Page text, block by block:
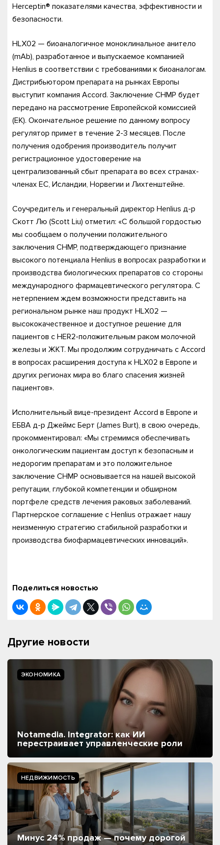
Herceptin® показателями качества, эффективности и
безопасности.
HLX02 — биоаналогичное моноклинальное анитело
(mAb), разработанное и выпускаемое компанией
Henlius в соответствии с требованиями к биоаналогам.
Дистрибьютором препарата на рынках Европы
выступит компания Accord. Заключение CHMP будет
передано на рассмотрение Европейской комиссией
(ЕК). Окончательное решение по данному вопросу
регулятор примет в течение 2-3 месяцев. После
получения одобрения производитель получит
регистрационное удостоверение на
централизованный сбыт препарата во всех странах-
членах ЕС, Исландии, Норвегии и Лихтенштейне.
Соучредитель и генеральный директор Henlius д-р
Скотт Лю (Scott Liu) отметил: «С большой гордостью
мы сообщаем о получении положительного
заключения CHMP, подтверждающего признание
высокого потенциала Henlius в вопросах разработки и
производства биологических препаратов со стороны
международного фармацевтического регулятора. С
нетерпением ждем возможности представить на
региональном рынке наш продукт HLX02 —
высококачественное и доступное решение для
пациентов с HER2-положительным раком молочной
железы и ЖКТ. Мы продолжим сотрудничать с Accord
в вопросах расширения доступа к HLX02 в Европе и
других регионах мира во благо спасения жизней
пациентов».
Исполнительный вице-президент Accord в Европе и
ЕБВА д-р Джеймс Берт (James Burt), в свою очередь,
прокомментировал: «Мы стремимся обеспечивать
онкологическим пациентам доступ к безопасным и
недорогим препаратам и это положительное
заключение CHMP основывается на нашей высокой
репутации, глубокой компетенции и обширном
портфеле средств лечения раковых заболеваний.
Партнерское соглашение с Henlius отражает нашу
неизменную стратегию стабильной разработки и
производства биофармацевтических инноваций».
Поделиться новостью
Другие новости
ЭКОНОМИКА
Notamedia. Integrator: как ИИ
перестраивает управленческие роли
НЕДВИЖИМОСТЬ
Минус 24% продаж — почему дорогой